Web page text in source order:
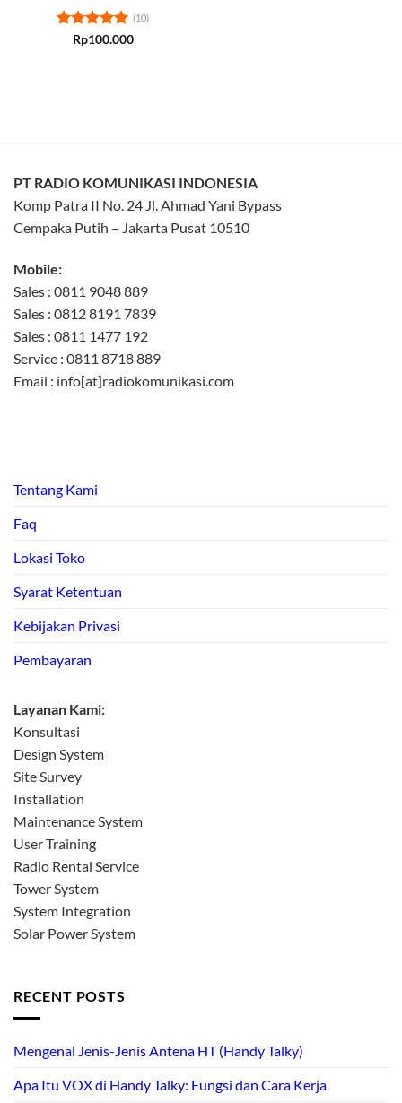
Rated5
(10)
Rp100.000
PT RADIO KOMUNIKASI INDONESIA
Komp Patra II No. 24 Jl. Ahmad Yani Bypass
Cempaka Putih – Jakarta Pusat 10510
Mobile:
Sales : 0811 9048 889
Sales : 0812 8191 7839
Sales : 0811 1477 192
Service : 0811 8718 889
Email : info[at]radiokomunikasi.com
Tentang Kami
Faq
Lokasi Toko
Syarat Ketentuan
Kebijakan Privasi
Pembayaran
Layanan Kami:
Konsultasi
Design System
Site Survey
Installation
Maintenance System
User Training
Radio Rental Service
Tower System
System Integration
Solar Power System
RECENT POSTS
Mengenal Jenis-Jenis Antena HT (Handy Talky)
Apa Itu VOX di Handy Talky: Fungsi dan Cara Kerja